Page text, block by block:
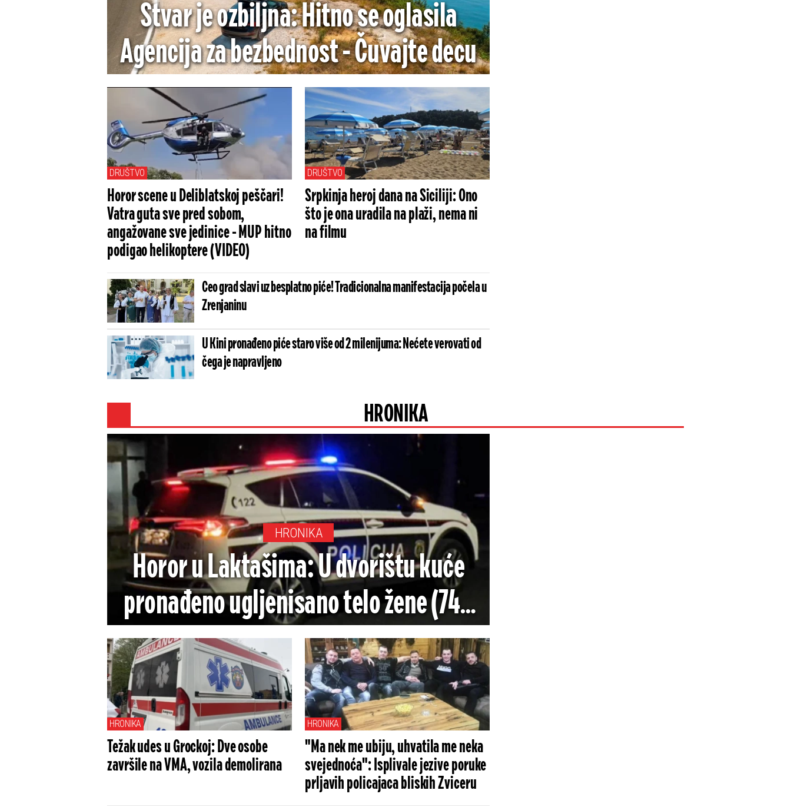
Stvar je ozbiljna: Hitno se oglasila
Agencija za bezbednost - Čuvajte decu
DRUŠTVO
Horor scene u Deliblatskoj peščari!
Vatra guta sve pred sobom,
angažovane sve jedinice - MUP hitno
podigao helikoptere (VIDEO)
DRUŠTVO
Srpkinja heroj dana na Siciliji: Ono
što je ona uradila na plaži, nema ni
na filmu
Ceo grad slavi uz besplatno piće! Tradicionalna manifestacija počela u
Zrenjaninu
U Kini pronađeno piće staro više od 2 milenijuma: Nećete verovati od
čega je napravljeno
HRONIKA
HRONIKA
Horor u Laktašima: U dvorištu kuće
pronađeno ugljenisano telo žene (74),
policija utvrđuje uzrok smrti
HRONIKA
Težak udes u Grockoj: Dve osobe
završile na VMA, vozila demolirana
HRONIKA
"Ma nek me ubiju, uhvatila me neka
svejednoća": Isplivale jezive poruke
prljavih policajaca bliskih Zviceru